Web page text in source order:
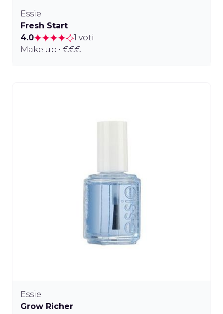
Essie
Fresh Start
4.0
1 voti
Make up • €€€
Essie
Grow Richer